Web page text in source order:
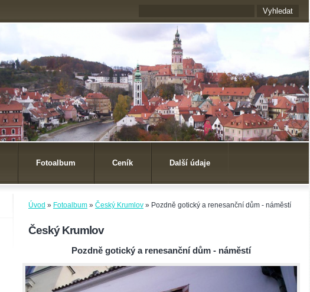
Fotoalbum Ceník Další údaje
Úvod » Fotoalbum » Český Krumlov » Pozdně gotický a renesanční dům - náměstí
Český Krumlov
Pozdně gotický a renesanční dům - náměstí